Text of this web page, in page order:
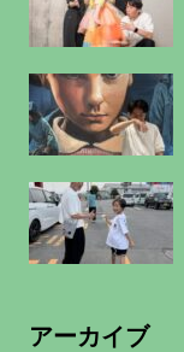
アーカイブ